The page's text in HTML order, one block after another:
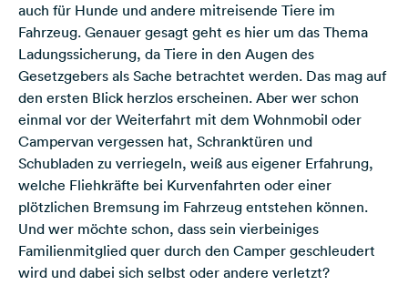
auch für Hunde und andere mitreisende Tiere im
Fahrzeug. Genauer gesagt geht es hier um das Thema
Ladungssicherung, da Tiere in den Augen des
Gesetzgebers als Sache betrachtet werden. Das mag auf
den ersten Blick herzlos erscheinen. Aber wer schon
einmal vor der Weiterfahrt mit dem Wohnmobil oder
Campervan vergessen hat, Schranktüren und
Schubladen zu verriegeln, weiß aus eigener Erfahrung,
welche Fliehkräfte bei Kurvenfahrten oder einer
plötzlichen Bremsung im Fahrzeug entstehen können.
Und wer möchte schon, dass sein vierbeiniges
Familienmitglied quer durch den Camper geschleudert
wird und dabei sich selbst oder andere verletzt?